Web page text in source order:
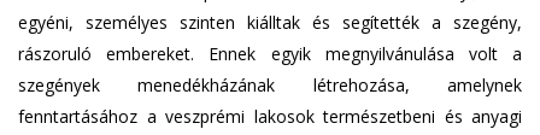
egyéni, személyes szinten kiálltak és segítették a szegény,
rászoruló embereket. Ennek egyik megnyilvánulása volt a
szegények menedékházának létrehozása, amelynek
fenntartásához a veszprémi lakosok természetbeni és anyagi